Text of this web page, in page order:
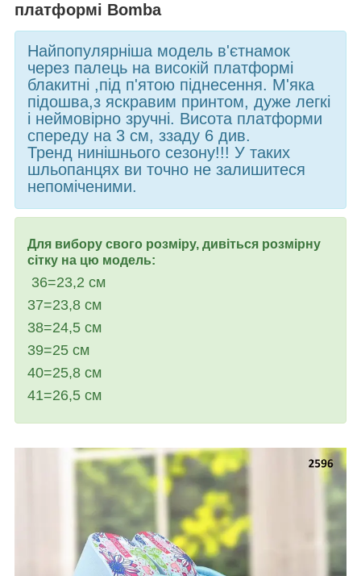
платформі Bomba
Найпопулярніша модель в'єтнамок
через палець на високій платформі
блакитні ,під п'ятою піднесення. М'яка
підошва,з яскравим принтом, дуже легкі
і неймовірно зручні. Висота платформи
спереду на 3 см, ззаду 6 див.
Тренд нинішнього сезону!!! У таких
шльопанцях ви точно не залишитеся
непоміченими.
Для вибору свого розміру, дивіться розмірну
сітку на цю модель:
36=23,2 см
37=23,8 см
38=24,5 см
39=25 см
40=25,8 см
41=26,5 см